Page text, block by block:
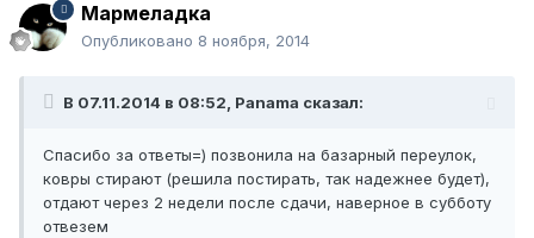
Мармеладка
Опубликовано 8 ноября, 2014
В 07.11.2014 в 08:52, Panama сказал:
Спасибо за ответы=) позвонила на базарный переулок,
ковры стирают (решила постирать, так надежнее будет),
отдают через 2 недели после сдачи, наверное в субботу
отвезем